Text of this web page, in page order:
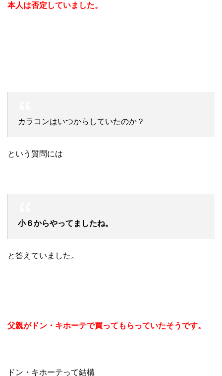
本人は否定していました。
カラコンはいつからしていたのか？
という質問には
小６からやってましたね。
と答えていました。
父親がドン・キホーテで買ってもらっていたそうです。
ドン・キホーテって結構